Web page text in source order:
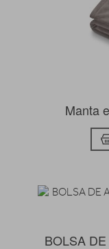
Manta
BOLSA